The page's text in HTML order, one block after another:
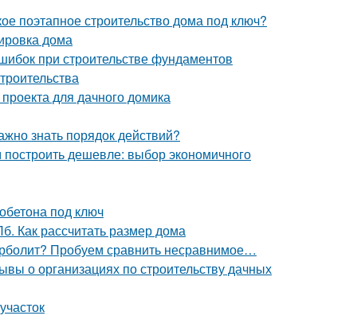
поэтапное строительство дома под ключ?
дома
при строительстве фундаментов
для дачного домика
знать порядок действий?
дешевле: выбор экономичного
под ключ
Как рассчитать размер дома
Пробуем сравнить несравнимое…
о организациях по строительству дачных